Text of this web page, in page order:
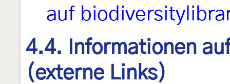
auf
4.4. Informationen
(externe Links)